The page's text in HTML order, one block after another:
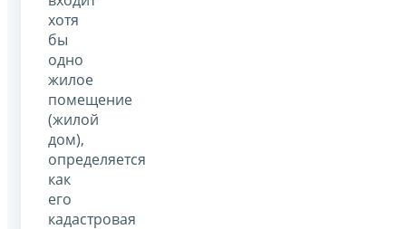
хотя
бы
одно
жилое
помещение
(жилой
дом),
определяется
как
его
кадастровая